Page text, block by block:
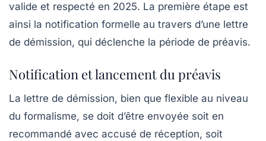
valide et respecté en 2025. La première étape est
ainsi la notification formelle au travers d’une lettre
de démission, qui déclenche la période de préavis.
Notification et lancement du préavis
La lettre de démission, bien que flexible au niveau
du formalisme, se doit d’être envoyée soit en
recommandé avec accusé de réception, soit